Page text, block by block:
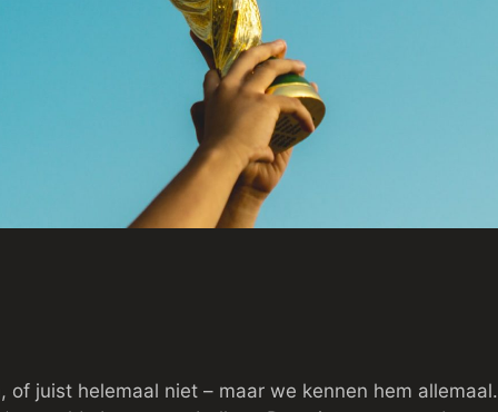
of juist helemaal niet – maar we kennen hem